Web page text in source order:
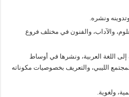
ونشره.
والآداب، والفنون في مختلف فروع
إلى اللغة العربية، ونشرها في أوساط
الليبي، والتعريف بخصوصيات مكوناته
ولغوية.